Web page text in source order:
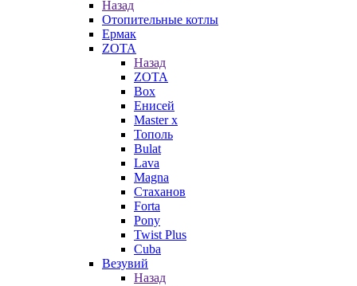
Назад
Отопительные котлы
Ермак
ZOTA
Назад
ZOTA
Box
Енисей
Master x
Тополь
Bulat
Lava
Magna
Стаханов
Forta
Pony
Twist Plus
Cuba
Везувий
Назад